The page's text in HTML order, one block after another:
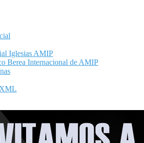
Iglesias AMIP
Berea Internacional de AMIP